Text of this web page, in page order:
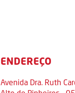
ENDEREÇO
Avenida Dra. Ruth